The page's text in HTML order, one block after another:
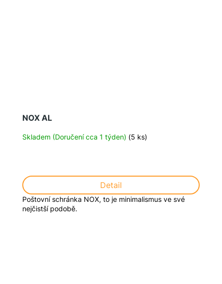
NOX AL
Skladem (Doručení cca 1 týden) (5 ks)
Detail
Poštovní schránka NOX, to je minimalismus ve své
nejčistší podobě.